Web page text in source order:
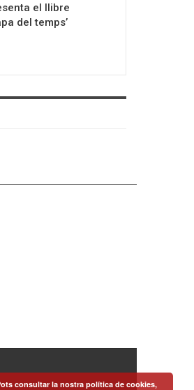
el llibre
del temps’
consultar la nostra política de cookies,